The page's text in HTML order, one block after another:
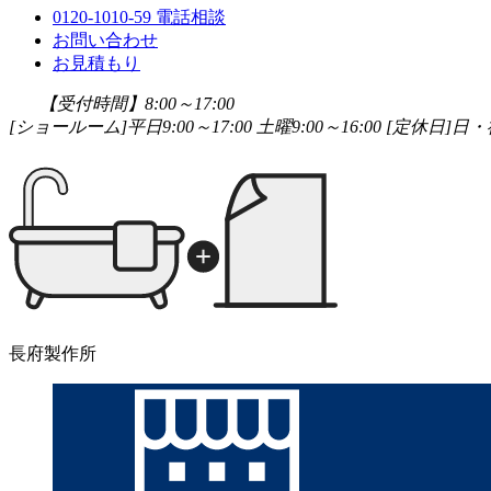
0120-1010-59 電話相談
お問い合わせ
お見積もり
【受付時間】8:00～17:00
[ショールーム]平日9:00～17:00 土曜9:00～16:00 [定休日]日・
長府製作所